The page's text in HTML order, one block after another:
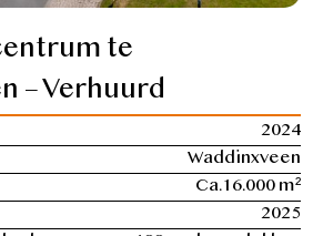
te
– Verhuurd
2024
Waddinxveen
Ca.16.000 m²
2025